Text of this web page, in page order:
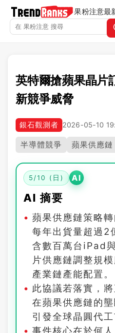
果粉注意最
英特爾搶蘋果晶片
新競爭威脅
銀石觀測者 2026-05-10
半導體競爭 蘋果供應鏈
5/10 (日) AI
AI 摘要
蘋果供應鏈策略
每年出貨量超過2
含數百萬台iPad
片供應鏈調整規
產業鏈產能配置。
此協議若落實，
在蘋果供應鏈的
引發全球晶圓代工
事件核心在於何